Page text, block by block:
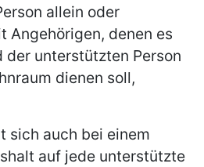
allein oder
Angehörigen, denen es
der unterstützten Person
dienen soll,
sich auch bei einem
auf jede unterstützte